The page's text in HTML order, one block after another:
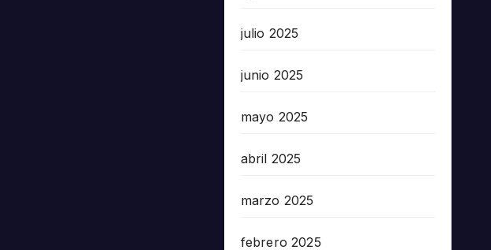
julio 2025
junio 2025
mayo 2025
abril 2025
marzo 2025
febrero 2025